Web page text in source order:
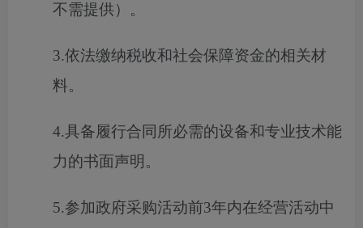
不需提供）。
3.依法缴纳税收和社会保障资金的相关材
料。
4.具备履行合同所必需的设备和专业技术能
力的书面声明。
5.参加政府采购活动前3年内在经营活动中